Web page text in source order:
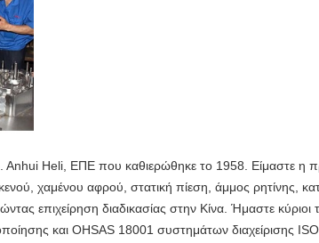
Heli, ΕΠΕ που καθιερώθηκε το 1958. Είμαστε η
χαμένου αφρού, στατική πίεση, άμμος ρητίνης,
επιχείρηση διαδικασίας στην Κίνα. Ήμαστε κύριοι
και OHSAS 18001 συστημάτων διαχείρισης